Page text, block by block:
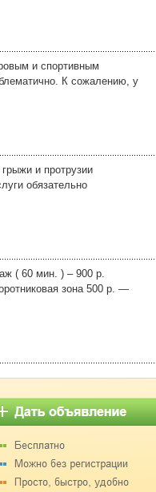
и спортивным
К сожалению, у
и протрузии
обязательно
( 60 мин. ) – 900 р.
зона 500 р. —